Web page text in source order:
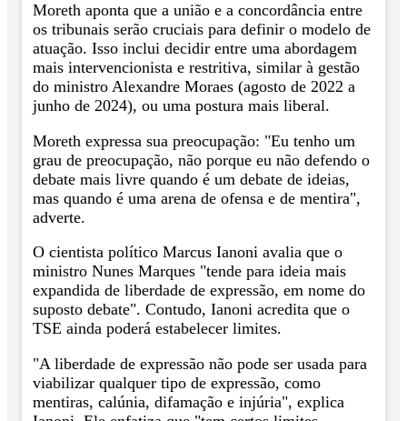
Moreth aponta que a união e a concordância entre
os tribunais serão cruciais para definir o modelo de
atuação. Isso inclui decidir entre uma abordagem
mais intervencionista e restritiva, similar à gestão
do ministro Alexandre Moraes (agosto de 2022 a
junho de 2024), ou uma postura mais liberal.
Moreth expressa sua preocupação: "Eu tenho um
grau de preocupação, não porque eu não defendo o
debate mais livre quando é um debate de ideias,
mas quando é uma arena de ofensa e de mentira",
adverte.
O cientista político Marcus Ianoni avalia que o
ministro Nunes Marques "tende para ideia mais
expandida de liberdade de expressão, em nome do
suposto debate". Contudo, Ianoni acredita que o
TSE ainda poderá estabelecer limites.
"A liberdade de expressão não pode ser usada para
viabilizar qualquer tipo de expressão, como
mentiras, calúnia, difamação e injúria", explica